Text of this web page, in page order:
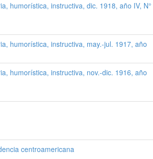
humorística, instructiva, dic. 1918, año IV, N°
humorística, instructiva, may.-jul. 1917, año
humorística, instructiva, nov.-dic. 1916, año
centroamericana